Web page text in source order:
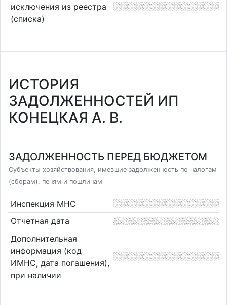
исключения из реестра
(списка)
ИСТОРИЯ
ЗАДОЛЖЕННОСТЕЙ ИП
КОНЕЦКАЯ А. В.
ЗАДОЛЖЕННОСТЬ ПЕРЕД БЮДЖЕТОМ
Субъекты хозяйствования, имевшие задолженность по налогам
(сборам), пеням и пошлинам
Инспекция МНС
Отчетная дата
Дополнительная
информация (код
ИМНС, дата погашения),
при наличии